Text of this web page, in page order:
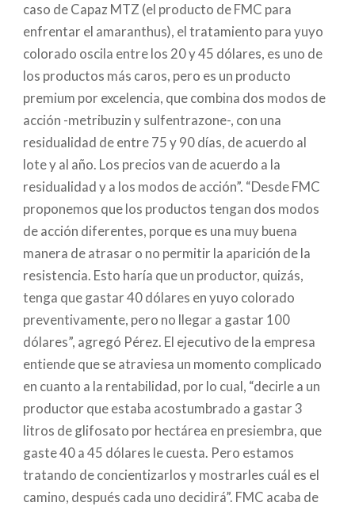
caso de Capaz MTZ (el producto de FMC para
enfrentar el amaranthus), el tratamiento para yuyo
colorado oscila entre los 20 y 45 dólares, es uno de
los productos más caros, pero es un producto
premium por excelencia, que combina dos modos de
acción -metribuzin y sulfentrazone-, con una
residualidad de entre 75 y 90 días, de acuerdo al
lote y al año. Los precios van de acuerdo a la
residualidad y a los modos de acción”. “Desde FMC
proponemos que los productos tengan dos modos
de acción diferentes, porque es una muy buena
manera de atrasar o no permitir la aparición de la
resistencia. Esto haría que un productor, quizás,
tenga que gastar 40 dólares en yuyo colorado
preventivamente, pero no llegar a gastar 100
dólares”, agregó Pérez. El ejecutivo de la empresa
entiende que se atraviesa un momento complicado
en cuanto a la rentabilidad, por lo cual, “decirle a un
productor que estaba acostumbrado a gastar 3
litros de glifosato por hectárea en presiembra, que
gaste 40 a 45 dólares le cuesta. Pero estamos
tratando de concientizarlos y mostrarles cuál es el
camino, después cada uno decidirá”. FMC acaba de